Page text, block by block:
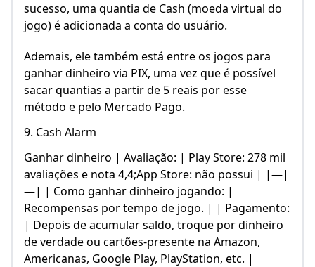
sucesso, uma quantia de Cash (moeda virtual do
jogo) é adicionada a conta do usuário.
Ademais, ele também está entre os jogos para
ganhar dinheiro via PIX, uma vez que é possível
sacar quantias a partir de 5 reais por esse
método e pelo Mercado Pago.
9. Cash Alarm
Ganhar dinheiro | Avaliação: | Play Store: 278 mil
avaliações e nota 4,4;App Store: não possui | |—|
—| | Como ganhar dinheiro jogando: |
Recompensas por tempo de jogo. | | Pagamento:
| Depois de acumular saldo, troque por dinheiro
de verdade ou cartões-presente na Amazon,
Americanas, Google Play, PlayStation, etc. |